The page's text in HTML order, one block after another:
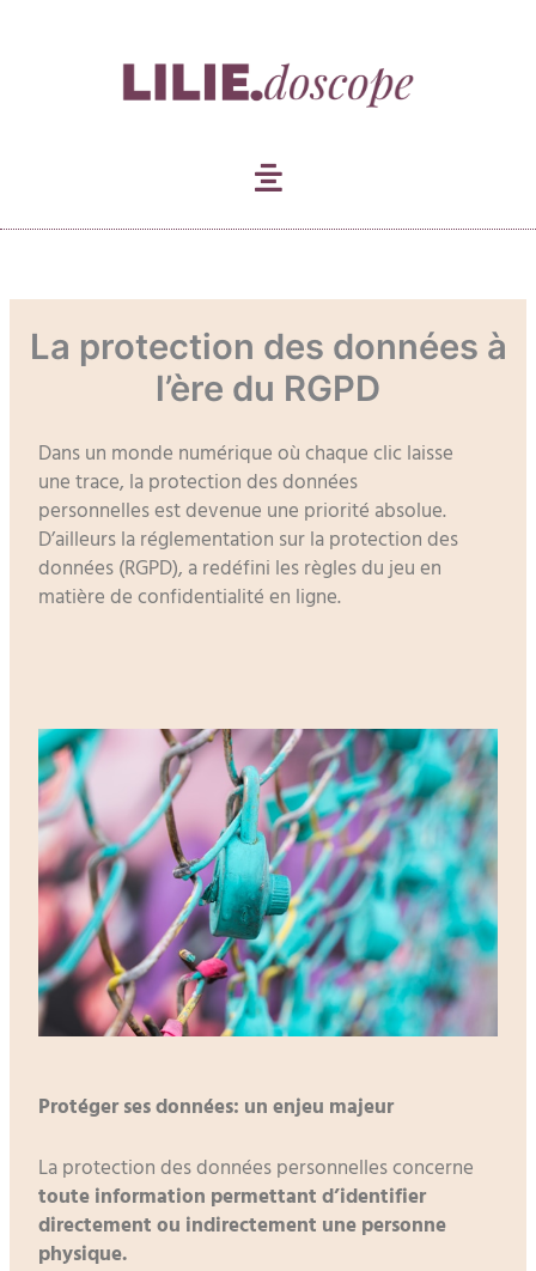
La protection des données à
l’ère du RGPD
Dans un monde numérique où chaque clic laisse
une trace, la protection des données
personnelles est devenue une priorité absolue.
D’ailleurs la réglementation sur la protection des
données (RGPD), a redéfini les règles du jeu en
matière de confidentialité en ligne.
Protéger ses données: un enjeu majeur
La protection des données personnelles concerne
toute information permettant d’identifier
directement ou indirectement une personne
physique.